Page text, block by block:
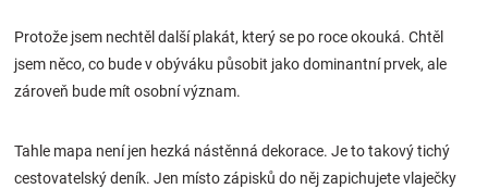
Protože jsem nechtěl další plakát, který se po roce okouká. Chtěl
jsem něco, co bude v obýváku působit jako dominantní prvek, ale
zároveň bude mít osobní význam.
Tahle mapa není jen hezká nástěnná dekorace. Je to takový tichý
cestovatelský deník. Jen místo zápisků do něj zapichujete vlaječky